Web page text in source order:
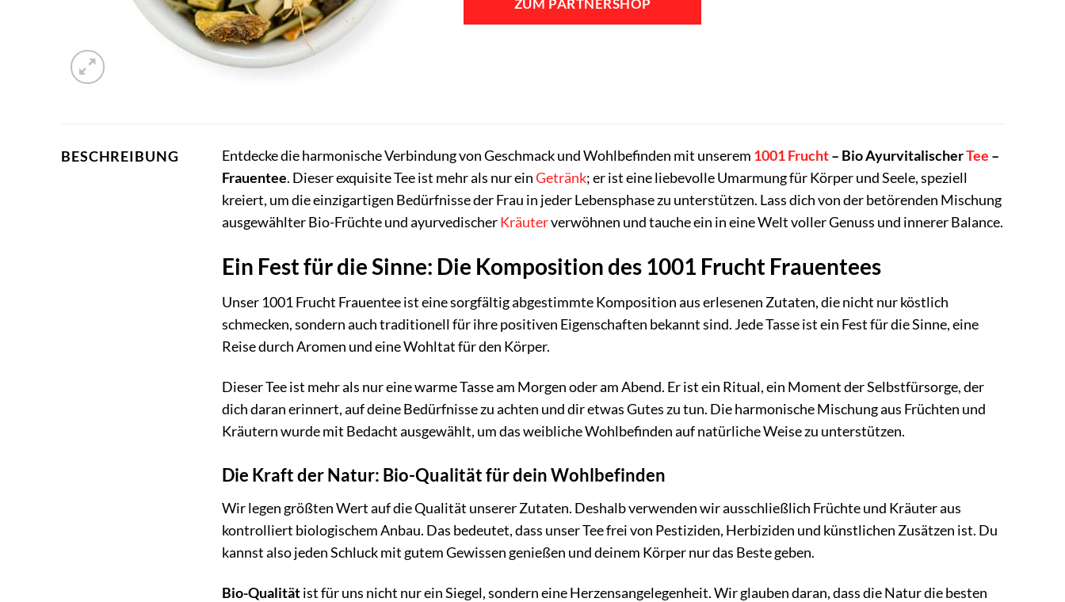
ZUM PARTNERSHOP
BESCHREIBUNG Entdecke die harmonische Verbindung von Geschmack und Wohlbefinden mit unserem 1001 Frucht– Bio AyurvitalischerTee –
Frauentee. Dieser exquisite Tee ist mehr als nur einGetränk; er ist eine liebevolle Umarmung für Körper und Seele, speziell
kreiert, um die einzigartigen Bedürfnisse der Frau in jeder Lebensphase zu unterstützen. Lass dich von der betörenden Mischung
ausgewählter Bio-Früchte und ayurvedischerKräuterverwöhnen und tauche ein in eine Welt voller Genuss und innerer Balance.
Ein Fest für die Sinne: Die Komposition des 1001 Frucht Frauentees
Unser 1001 Frucht Frauentee ist eine sorgfältig abgestimmte Komposition aus erlesenen Zutaten, die nicht nur köstlich
schmecken, sondern auch traditionell für ihre positiven Eigenschaften bekannt sind. Jede Tasse ist ein Fest für die Sinne, eine
Reise durch Aromen und eine Wohltat für den Körper.
Dieser Tee ist mehr als nur eine warme Tasse am Morgen oder am Abend. Er ist ein Ritual, ein Moment der Selbstfürsorge, der
dich daran erinnert, auf deine Bedürfnisse zu achten und dir etwas Gutes zu tun. Die harmonische Mischung aus Früchten und
Kräutern wurde mit Bedacht ausgewählt, um das weibliche Wohlbefinden auf natürliche Weise zu unterstützen.
Die Kraft der Natur: Bio-Qualität für dein Wohlbefinden
Wir legen größten Wert auf die Qualität unserer Zutaten. Deshalb verwenden wir ausschließlich Früchte und Kräuter aus
kontrolliert biologischem Anbau. Das bedeutet, dass unser Tee frei von Pestiziden, Herbiziden und künstlichen Zusätzen ist. Du
kannst also jeden Schluck mit gutem Gewissen genießen und deinem Körper nur das Beste geben.
Bio-Qualitätist für uns nicht nur ein Siegel, sondern eine Herzensangelegenheit. Wir glauben daran, dass die Natur die besten